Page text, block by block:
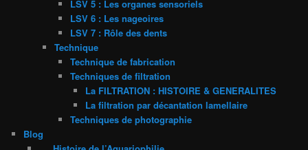
LSV 5 : Les organes sensoriels
LSV 6 : Les nageoires
LSV 7 : Rôle des dents
Technique
Technique de fabrication
Techniques de filtration
La FILTRATION : HISTOIRE & GENERALITES
La filtration par décantation lamellaire
Techniques de photographie
Blog